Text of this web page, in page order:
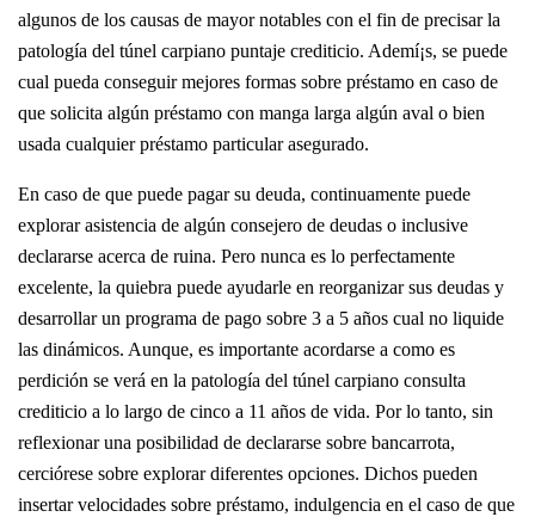
algunos de los causas de mayor notables con el fin de precisar la
patologí­a del túnel carpiano puntaje crediticio. Ademí¡s, se puede
cual pueda conseguir mejores formas sobre préstamo en caso de
que solicita algún préstamo con manga larga algún aval o bien
usada cualquier préstamo particular asegurado.
En caso de que puede pagar su deuda, continuamente puede
explorar asistencia de algún consejero de deudas o inclusive
declararse acerca de ruina. Pero nunca es lo perfectamente
excelente, la quiebra puede ayudarle en reorganizar sus deudas y
desarrollar un programa de pago sobre 3 a 5 años cual no liquide
las dinámicos. Aunque, es importante acordarse a como es
perdición se verá en la patologí­a del túnel carpiano consulta
crediticio a lo largo de cinco a 11 años de vida. Por lo tanto, sin
reflexionar una posibilidad de declararse sobre bancarrota,
cerciórese sobre explorar diferentes opciones. Dichos pueden
insertar velocidades sobre préstamo, indulgencia en el caso de que